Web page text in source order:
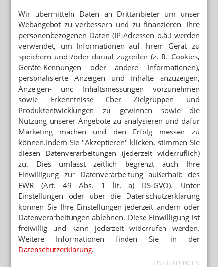
Wir übermitteln Daten an Drittanbieter um unser
Webangebot zu verbessern und zu finanzieren. Ihre
personenbezogenen Daten (IP-Adressen o.ä.) werden
verwendet, um Informationen auf Ihrem Gerät zu
speichern und /oder darauf zugreifen (z. B. Cookies,
Geräte-Kennungen oder andere Informationen),
personalisierte Anzeigen und Inhalte anzuzeigen,
Anzeigen- und Inhaltsmessungen vorzunehmen
sowie Erkenntnisse über Zielgruppen und
Produktentwicklungen zu gewinnen sowie die
Nutzung unserer Angebote zu analysieren und dafür
Marketing machen und den Erfolg messen zu
können.Indem Sie "Akzeptieren" klicken, stimmen Sie
diesen Datenverarbeitungen (jederzeit widerruflich)
zu. Dies umfasst zeitlich begrenzt auch Ihre
Einwilligung zur Datenverarbeitung außerhalb des
EWR (Art. 49 Abs. 1 lit. a) DS-GVO). Unter
Einstellungen oder über die Datenschutzerklärung
können Sie Ihre Einstellungen jederzeit ändern oder
Datenverarbeitungen ablehnen. Diese Einwilligung ist
freiwillig und kann jederzeit widerrufen werden.
Weitere Informationen finden Sie in der
Datenschutzerklärung.
EINSTELLUNGEN
NAHRUNGSERGÄNZUNGSMITTEL
Vitamin D: Aus dem Mangel in die
Überdosierung
Mehr zum Thema
APP FÜR BRUSTKREBSPATIENTINNEN
„Wie eine Ärztin in der Handtasche“
NEUE ANTIKÖRPERTHERAPIEN
BioCopy: KI jagt versteckte Tumorantigene
POSTTRAUMATISCHE BELASTUNGSSTÖRUNG
Dronabinol: THC hilft bei PTBS
Mehr aus Ressort
SEMAGLUTID
Wegovy-Tablette ab September verfügbar
VORSICHT BEI SILYCHRISTIN ODER CHOLIN
Schilddrüse: DGE warnt vor NEM
REZEPTURUMSTELLUNG
Achtung beim Ausbuchen: Verwirrung bei Alzheimer-